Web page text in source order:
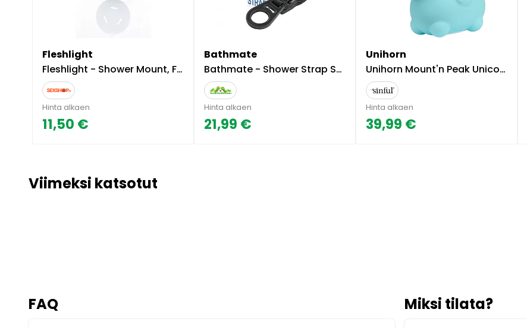
Fleshlight
Fleshlight - Shower Mount, Flight Adapter
Hinta alkaen
11,50 €
Bathmate
Bathmate - Shower Strap Suihkupidike
Hinta alkaen
21,99 €
Unihorn
Unihorn Mount'n Peak Unicorn Kielivibraattori - Blue
Hinta alkaen
39,99 €
Viimeksi katsotut
FAQ Miksi tilata?